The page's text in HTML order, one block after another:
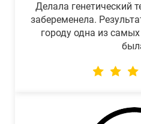
Делала генетический
забеременела.
городу одна из